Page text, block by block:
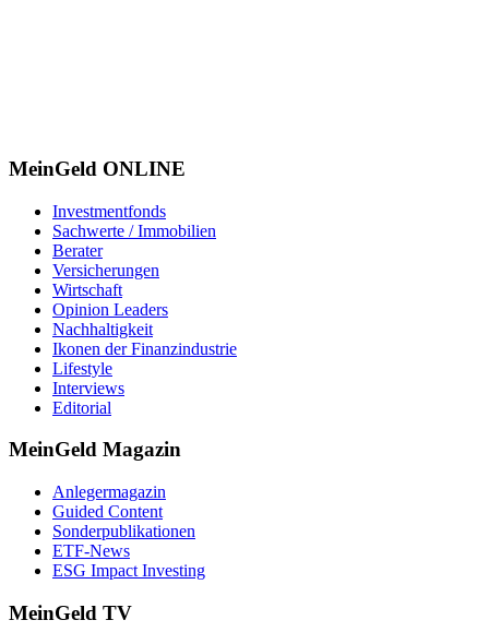
MeinGeld ONLINE
Investmentfonds
Sachwerte / Immobilien
Berater
Versicherungen
Wirtschaft
Opinion Leaders
Nachhaltigkeit
Ikonen der Finanzindustrie
Lifestyle
Interviews
Editorial
MeinGeld Magazin
Anlegermagazin
Guided Content
Sonderpublikationen
ETF-News
ESG Impact Investing
MeinGeld TV